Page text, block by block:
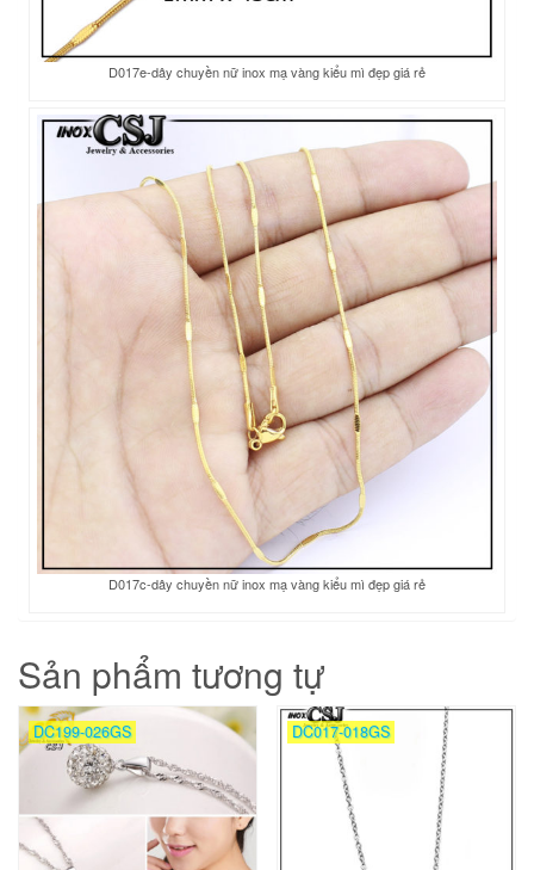
D017e-dây chuyền nữ inox mạ vàng kiểu mì đẹp giá rẻ
D017c-dây chuyền nữ inox mạ vàng kiểu mì đẹp giá rẻ
Sản phẩm tương tự
DC199-026GS DC017-018GS